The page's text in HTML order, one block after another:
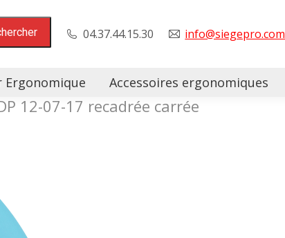
04.37.44.15.30 info@siegepro.com
Ergonomique Accessoires ergonomiques
12-07-17 recadrée carrée